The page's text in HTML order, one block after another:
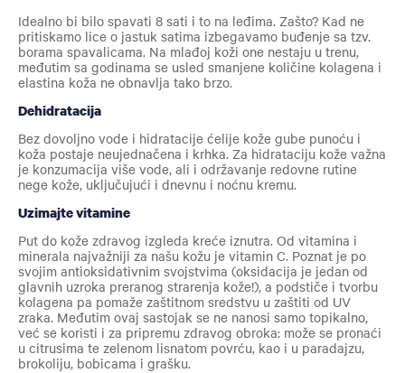
Idealno bi bilo spavati 8 sati i to na leđima. Zašto? Kad ne
pritiskamo lice o jastuk satima izbegavamo buđenje sa tzv.
borama spavalicama. Na mlađoj koži one nestaju u trenu,
međutim sa godinama se usled smanjene količine kolagena i
elastina koža ne obnavlja tako brzo.
Dehidratacija
Bez dovoljno vode i hidratacije ćelije kože gube punoću i
koža postaje neujednačena i krhka. Za hidrataciju kože važna
je konzumacija više vode, ali i održavanje redovne rutine
nege kože, uključujući i dnevnu i noćnu kremu.
Uzimajte vitamine
Put do kože zdravog izgleda kreće iznutra. Od vitamina i
minerala najvažniji za našu kožu je vitamin C. Poznat je po
svojim antioksidativnim svojstvima (oksidacija je jedan od
glavnih uzroka preranog strarenja kože!), a podstiče i tvorbu
kolagena pa pomaže zaštitnom sredstvu u zaštiti od UV
zraka. Međutim ovaj sastojak se ne nanosi samo topikalno,
već se koristi i za pripremu zdravog obroka: može se pronaći
u citrusima te zelenom lisnatom povrću, kao i u paradajzu,
brokoliju, bobicama i grašku.